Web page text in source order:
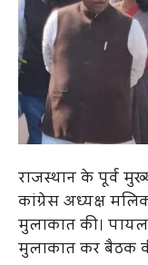
राजस्थान के पूर्व
कांग्रेस अध्यक्ष
मुलाकात की।
मुलाकात कर बैठक